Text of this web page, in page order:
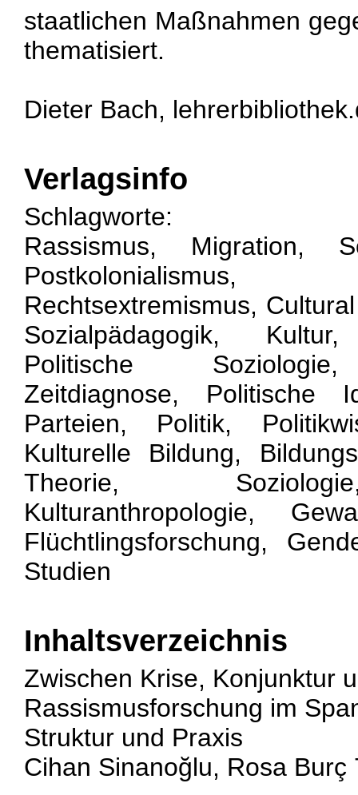
staatlichen Maßnahmen
thematisiert.
Dieter Bach,
Verlagsinfo
Schlagworte:
Rassismus, Migration,
Rechtsextremismus,
Sozialpädagogik, Kultur,
Politische
Zeitdiagnose, Politische
Parteien, Politik,
Kulturelle Bildung,
Theorie,
Kulturanthropologie,
Flüchtlingsforschung,
Studien
Inhaltsverzeichnis
Zwischen Krise, Konjunktur
Rassismusforschung im
Struktur und Praxis
Cihan Sinanoğlu, Rosa Burç